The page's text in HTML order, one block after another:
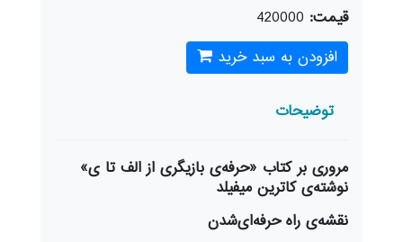
قیمت: 420000
افزودن به سبد خرید
توضیحات
مروری بر کتاب «حرفه‌ی بازیگری از الف تا ی»
نوشته‌ی کاترین میفیلد
نقشه‌ی راه حرفه‌ای‌شدن